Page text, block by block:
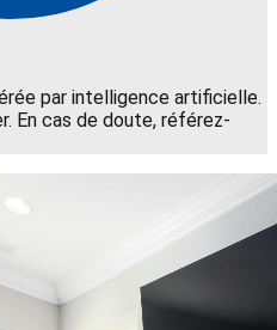
par intelligence artificielle.
En cas de doute, référez-